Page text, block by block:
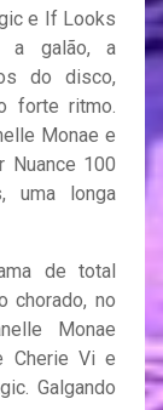
e If Looks
a galão, a
do disco,
forte ritmo.
Monae e
Nuance 100
uma longa
de total
chorado, no
Monae
Cherie Vi e
Galgando